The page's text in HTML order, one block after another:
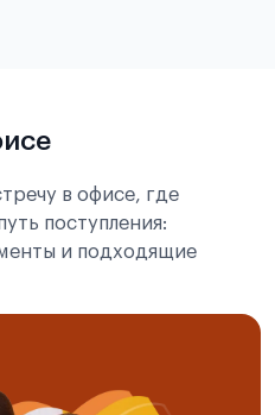
в офисе, где
поступления:
и подходящие